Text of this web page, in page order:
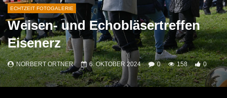
ECHTZEIT FOTOGALERIE
Weisen- und Echobläsertreffen
Eisenerz
NORBERT ORTNER 6. OKTOBER 2024 0 158 0